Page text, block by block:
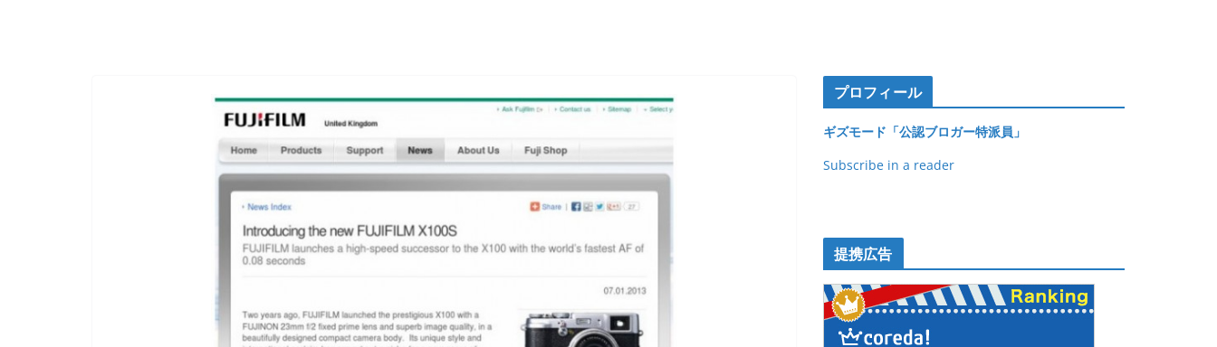
プロフィール
ギズモード「公認ブロガー特派員」
Subscribe in a reader
提携広告